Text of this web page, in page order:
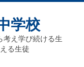
学校
え学び続ける生
る生徒